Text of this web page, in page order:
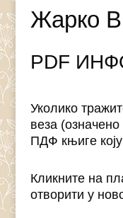
Жарко
PDF
Уколико
веза
ПДФ књиге
Кликните на
отворити у